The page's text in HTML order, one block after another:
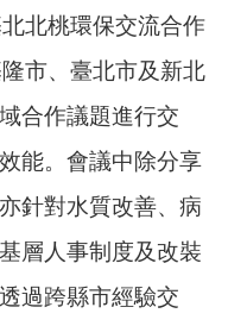
北桃環保交流合作
市、臺北市及新北
合作議題進行交
能。會議中除分享
針對水質改善、病
層人事制度及改裝
過跨縣市經驗交